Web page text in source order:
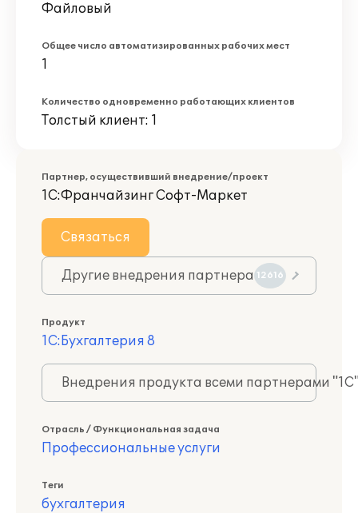
Файловый
Общее число автоматизированных рабочих мест
1
Количество одновременно работающих клиентов
Толстый клиент: 1
Партнер, осуществивший внедрение/проект
1С:Франчайзинг Софт-Маркет
Связаться
Другие внедрения партнера 12616
Продукт
1С:Бухгалтерия 8
Внедрения продукта всеми партнерами
Отрасль / Функциональная задача
Профессиональные услуги
Теги
бухгалтерия